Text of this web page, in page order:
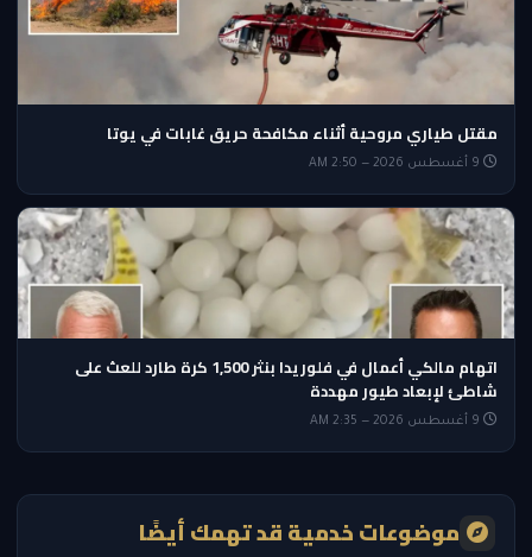
مقتل طياري مروحية أثناء مكافحة حريق غابات في يوتا
اتهام مالكي أعمال في فلوريدا بنثر 1,500 كرة طارد للعث على
شاطئ لإبعاد طيور مهددة
موضوعات خدمية قد تهمك أيضًا